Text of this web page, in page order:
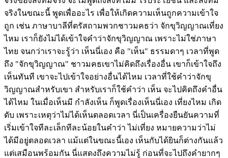
จริงในขณะนี้ พูดเพื่ออะไร เพื่อให้เกิดความเห็นถูกความเข้าใจ
ถูก เช่น ภาษาบาลีที่ตรัสถามพวกชาวมคธว่า จักขุวิญญาณเที่ยง
ไหม เราก็ยังไม่ได้เข้าใจคำว่าจักขุวิญญาณ เพราะไม่ใช่ภาษา
ไทย จนกว่าเราจะรู้ว่า เห็นนี่เอง คือ "เห็น" ธรรมดาๆ เวลาที่พูด
ถึง "จักขุวิญญาณ" ชาวมคธเขาไม่คิดถึงเรื่องอื่น เขาก็เข้าใจถึง
เห็นทันที เขาจะไปเข้าใจอย่างอื่นได้ไหม เวลาที่ใช้คำว่าจักขุ
วิญญาณสำหรับเขา สำหรับเราก็ใช้คำว่า เห็น จะไปคิดถึงคำอื่น
ได้ไหม ในเมื่อเห็นมี กำลังเห็น ก็พูดเรื่องเห็นนี่เอง เที่ยงไหม เกิด
ดับ เพราะเหตุว่าไม่ได้เห็นตลอดเวลา นี่เป็นเครื่องยืนยันความที่
เริ่มเข้าใจทีละเล็กทีละน้อยในคำว่า ไม่เที่ยง หมายความว่าไม่
ได้มีอยู่ตลอดเวลา แม้แต่ในขณะนี้เอง เห็นกับได้ยินก็ต่างกันแล้ว
แต่เสมือนพร้อมกัน นี่แสดงถึงความไม่รู้ ก่อนที่จะไปถึงคำยากๆ